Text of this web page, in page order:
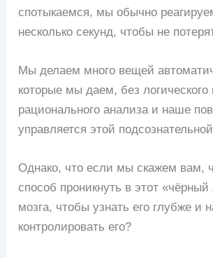
спотыкаемся, мы обычно
несколько секунд, чтобы не
Мы делаем много вещей
которые мы даем, без логического
рационального анализа и наше
управляется этой
Однако, что если мы скажем вам,
способ проникнуть в этот
мозга, чтобы узнать его глубже и
контролировать его?